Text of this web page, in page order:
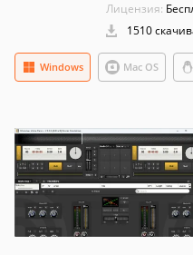
Лицензия:
1510
Mac OS
Windows